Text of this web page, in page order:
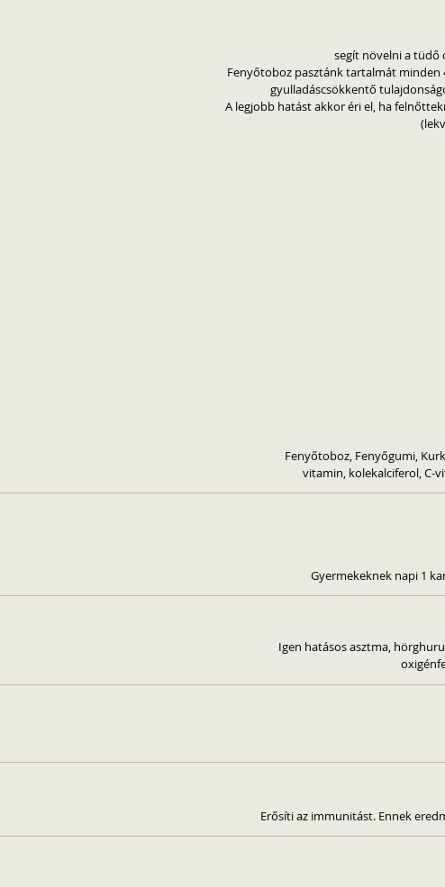
segít növelni a tüdő
Fenyőtoboz pasztánk tartalmát minden
gyulladáscsökkentő
A legjobb hatást akkor éri el, ha
Fenyőtoboz, Fenyőgumi,
vitamin, kolekalciferol, C-
Gyermekeknek napi 1
Igen hatásos asztma,
Erősíti az immunitást. Ennek